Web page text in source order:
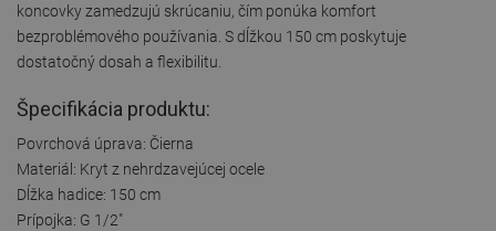
koncovky zamedzujú skrúcaniu, čím ponúka komfort
bezproblémového používania. S dĺžkou 150 cm poskytuje
dostatočný dosah a flexibilitu.
Špecifikácia produktu:
Povrchová úprava: Čierna
Materiál: Kryt z nehrdzavejúcej ocele
Dĺžka hadice: 150 cm
Prípojka: G 1/2"